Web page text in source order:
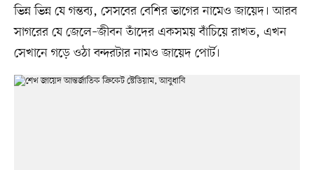
ভিন্ন ভিন্ন যে গন্তব্য, সেসবের বেশির ভাগের নামেও জায়েদ। আরব
সাগরের যে জেলে–জীবন তাঁদের একসময় বাঁচিয়ে রাখত, এখন
সেখানে গড়ে ওঠা বন্দরটার নামও জায়েদ পোর্ট।